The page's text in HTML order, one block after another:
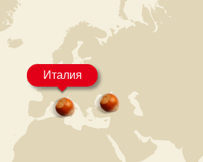
Италия